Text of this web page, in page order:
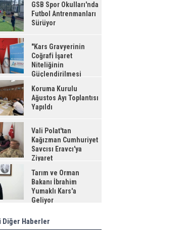
GSB Spor Okulları'nda
Futbol Antrenmanları
Sürüyor
"Kars Gravyerinin
Coğrafi İşaret
Niteliğinin
Güçlendirilmesi
Koruma Kurulu
Ağustos Ayı Toplantısı
Yapıldı
Vali Polat'tan
Kağızman Cumhuriyet
Savcısı Eravcı'ya
Ziyaret
Tarım ve Orman
Bakanı İbrahim
Yumaklı Kars'a
Geliyor
Diğer Haberler